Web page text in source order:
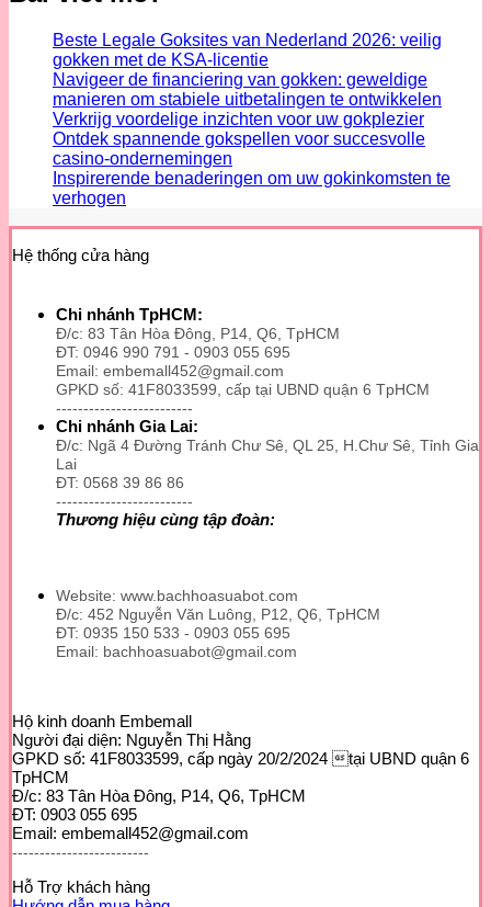
Beste Legale Goksites van Nederland 2026: veilig
gokken met de KSA-licentie
Navigeer de financiering van gokken: geweldige
manieren om stabiele uitbetalingen te ontwikkelen
Verkrijg voordelige inzichten voor uw gokplezier
Ontdek spannende gokspellen voor succesvolle
casino-ondernemingen
Inspirerende benaderingen om uw gokinkomsten te
verhogen
Hệ thống cửa hàng
Chi nhánh TpHCM:
Đ/c: 83 Tân Hòa Đông, P14, Q6, TpHCM
ĐT: 0946 990 791 - 0903 055 695
Email: embemall452@gmail.com
GPKD số: 41F8033599, cấp tại UBND quận 6 TpHCM
-------------------------
Chi nhánh Gia Lai:
Đ/c: Ngã 4 Đường Tránh Chư Sê, QL 25, H.Chư Sê, Tỉnh Gia
Lai
ĐT: 0568 39 86 86
-------------------------
Thương hiệu cùng tập đoàn:
Website: www.bachhoasuabot.com
Đ/c: 452 Nguyễn Văn Luông, P12, Q6, TpHCM
ĐT: 0935 150 533 - 0903 055 695
Email: bachhoasuabot@gmail.com
Hộ kinh doanh Embemall
Người đại diện: Nguyễn Thị Hằng
GPKD số: 41F8033599, cấp ngày 20/2/2024 tại UBND quận 6
TpHCM
Đ/c: 83 Tân Hòa Đông, P14, Q6, TpHCM
ĐT: 0903 055 695
Email: embemall452@gmail.com
-------------------------
Hỗ Trợ khách hàng